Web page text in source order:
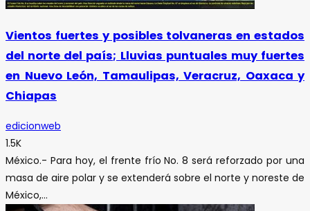
Vientos fuertes y posibles tolvaneras en estados
del norte del país; Lluvias puntuales muy fuertes
en Nuevo León, Tamaulipas, Veracruz, Oaxaca y
Chiapas
edicionweb
1.5K
México.- Para hoy, el frente frío No. 8 será reforzado por una
masa de aire polar y se extenderá sobre el norte y noreste de
México,...